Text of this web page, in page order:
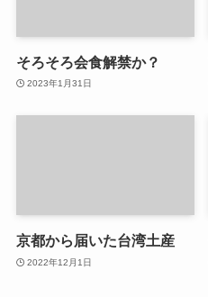
そろそろ会食解禁か？
2023年1月31日
京都から届いた台湾土産
2022年12月1日